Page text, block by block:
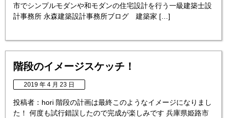
市でシンプルモダンや和モダンの住宅設計を行う一級建築士設
計事務所 永森建築設計事務所ブログ 建築家 […]
階段のイメージスケッチ！
2019 年 4 月 23 日
投稿者：hori 階段の計画は最終このようなイメージになりまし
た！ 何度も試行錯誤したので完成が楽しみです 兵庫県姫路市